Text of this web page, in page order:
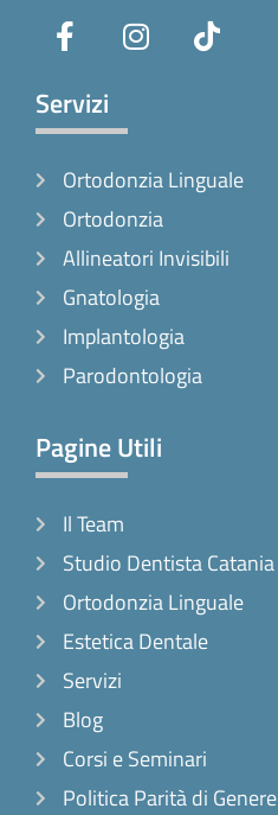
a
e
b
o
k
-
f
n
r
a
m
i
Servizi
Ortodonzia Linguale
Ortodonzia
Allineatori Invisibili
Gnatologia
Implantologia
Parodontologia
Pagine Utili
Il Team
Studio Dentista Catania
Ortodonzia Linguale
Estetica Dentale
Servizi
Blog
Corsi e Seminari
Politica Parità di Genere